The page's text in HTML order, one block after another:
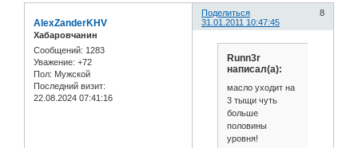
Поделиться
8
31.01.2011 10:47:45
AlexZanderKHV
Хабаровчанин
Сообщений: 1283
Уважение: +72
Пол: Мужской
Последний визит:
22.08.2024 07:41:16
Runn3r
написал(а):
масло уходит на
3 тыщи чуть
больше
половины
уровня!